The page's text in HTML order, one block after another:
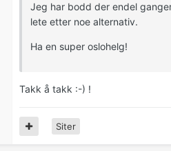
Jeg har bodd der endel
lete etter noe alternativ.
Ha en super oslohelg!
Takk å takk :-) !
Siter